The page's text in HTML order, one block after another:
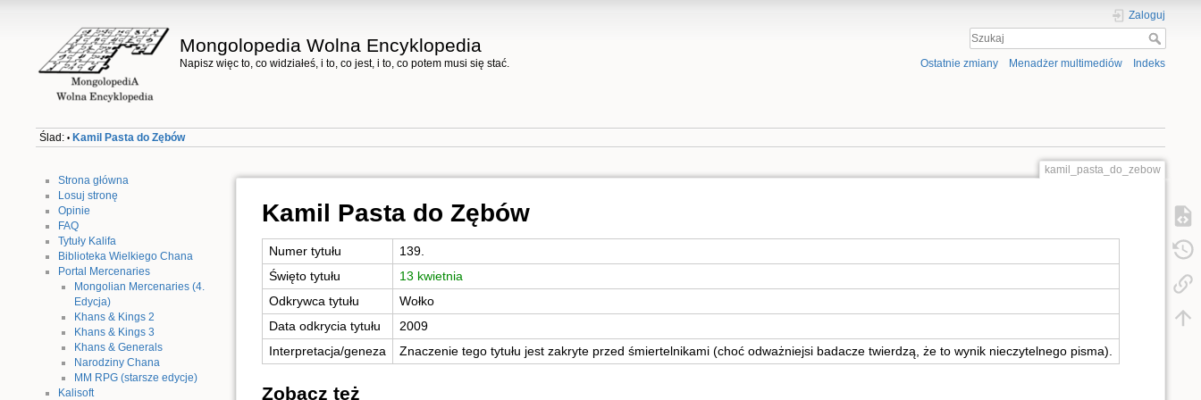
Mongolopedia Wolna Encyklopedia
Napisz więc to, co widziałeś, i to, co jest, i to, co potem musi się stać.
Zaloguj
Ostatnie zmiany Menadżer multimediów Indeks
Ślad: • Kamil Pasta do Zębów
Strona główna
Losuj stronę
Opinie
FAQ
Tytuły Kalifa
Biblioteka Wielkiego Chana
Portal Mercenaries
Mongolian Mercenaries (4.
Edycja)
Khans & Kings 2
Khans & Kings 3
Khans & Generals
Narodziny Chana
MM RPG (starsze edycje)
Kalisoft
kamil_pasta_do_zebow
Kamil Pasta do Zębów
Numer tytułu
139.
Święto tytułu
13 kwietnia
Odkrywca tytułu
Wołko
Data odkrycia tytułu
2009
Interpretacja/geneza
Znaczenie tego tytułu jest zakryte przed śmiertelnikami (choć odważniejsi badacze twierdzą, że to wynik nieczytelnego pisma).
Zobacz też